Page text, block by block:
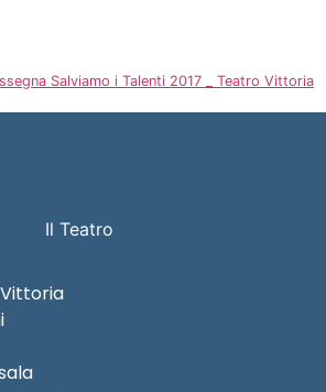
Salviamo i Talenti 2017 _ Teatro Vittoria
Il Teatro